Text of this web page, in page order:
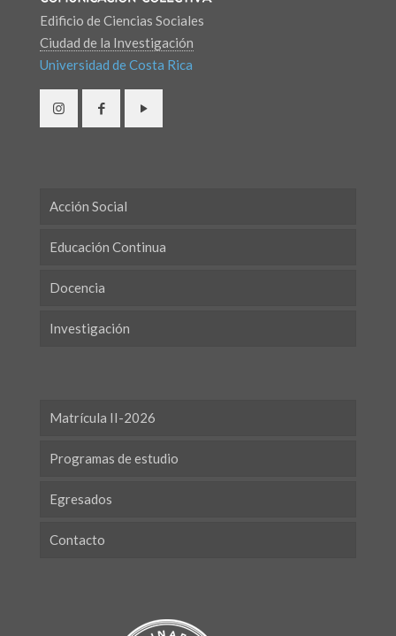
Edificio de Ciencias Sociales
Ciudad de la Investigación
Universidad de Costa Rica
Acción Social
Educación Continua
Docencia
Investigación
Matrícula II-2026
Programas de estudio
Egresados
Contacto